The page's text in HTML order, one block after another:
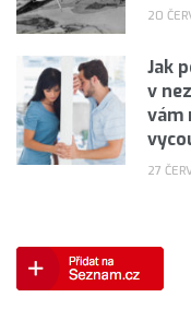
20
Jak
v
vám
27